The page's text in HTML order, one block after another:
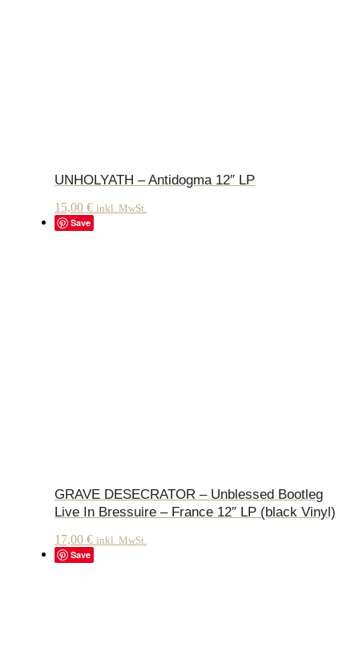
UNHOLYATH – Antidogma 12″ LP
15,00 € inkl. MwSt.
Save
GRAVE DESECRATOR – Unblessed Bootleg
Live In Bressuire – France 12″ LP (black Vinyl)
17,00 € inkl. MwSt.
Save